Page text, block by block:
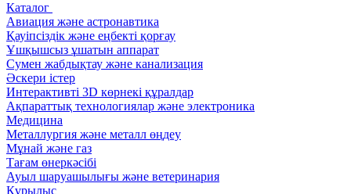
Каталог
Авиация және астронавтика
Қауіпсіздік және еңбекті қорғау
Ұшқышсыз ұшатын аппарат
Сумен жабдықтау және канализация
Әскери істер
Интерактивті 3D көрнекі құралдар
Ақпараттық технологиялар және электроника
Медицина
Металлургия және металл өңдеу
Мұнай және газ
Тағам өнеркәсібі
Ауыл шаруашылығы және ветеринария
Құрылыс